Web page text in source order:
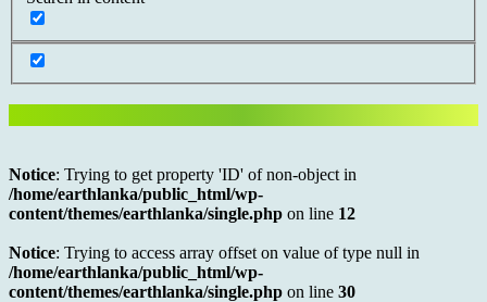
Notice: Trying to get property 'ID' of non-object in
/home/earthlanka/public_html/wp-
content/themes/earthlanka/single.php on line 12
Notice: Trying to access array offset on value of type null in
/home/earthlanka/public_html/wp-
content/themes/earthlanka/single.php on line 30